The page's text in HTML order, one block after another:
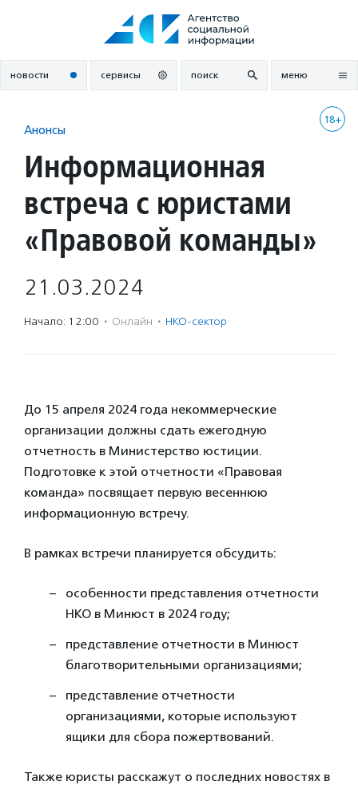
новости сервисы поиск меню
18+
Анонсы
Информационная
встреча с юристами
«Правовой команды»
21.03.2024
Начало: 12:00 · Онлайн · НКО-сектор
До 15 апреля 2024 года некоммерческие
организации должны сдать ежегодную
отчетность в Министерство юстиции.
Подготовке к этой отчетности «Правовая
команда» посвящает первую весеннюю
информационную встречу.
В рамках встречи планируется обсудить:
особенности представления отчетности
НКО в Минюст в 2024 году;
представление отчетности в Минюст
благотворительными организациями;
представление отчетности
организациями, которые используют
ящики для сбора пожертвований.
Также юристы расскажут о последних новостях в